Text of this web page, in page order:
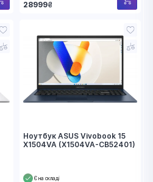
28999₴
Ноутбук ASUS Vivobook 15
X1504VA (X1504VA-CB52401)
Є на складі